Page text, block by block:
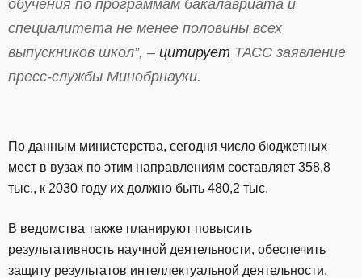
обучения по программам бакалавриата и
специалитета не менее половины всех
выпускников школ”, – цитирует ТАСС заявление
пресс-службы Минобрнауки.
По данным министерства, сегодня число бюджетных
мест в вузах по этим направлениям составляет 358,8
тыс., к 2030 году их должно быть 480,2 тыс.
В ведомства также планируют повысить
результативность научной деятельности, обеспечить
защиту результатов интеллектуальной деятельности,